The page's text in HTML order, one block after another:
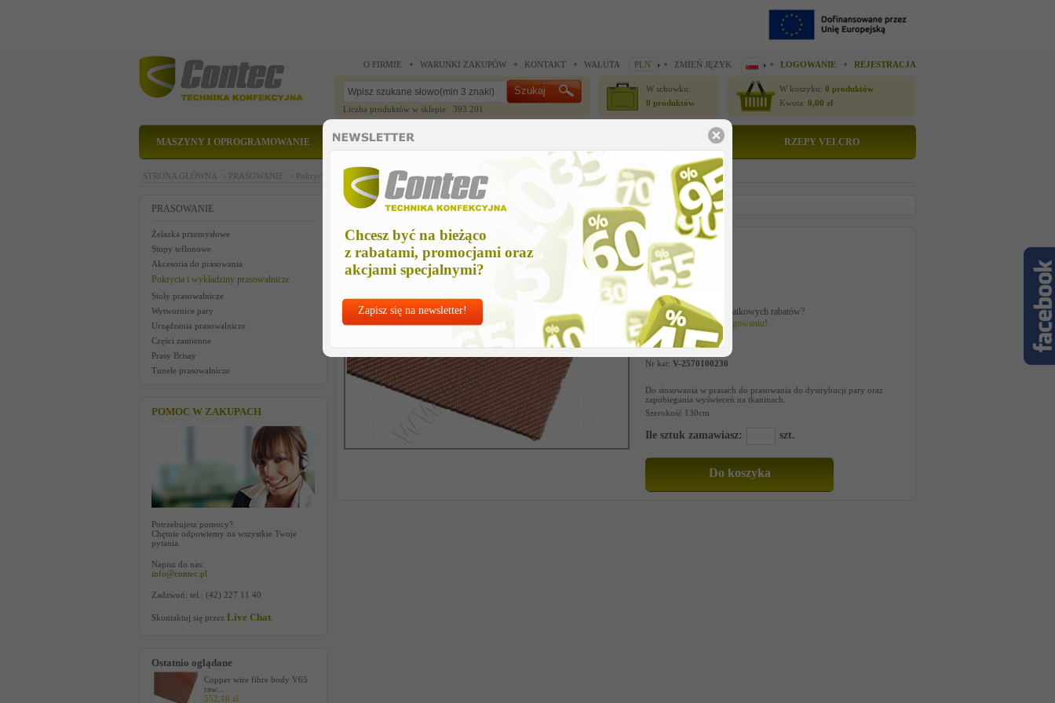
Chcesz być na bieżąco
z rabatami, promocjami oraz
akcjami specjalnymi?
Zapisz się na newsletter!
O FIRMIE WARUNKI ZAKUPÓW KONTAKT WALUTA PLN ZMIEŃ JĘZYK LOGOWANIE REJESTRACJA
Liczba produktów w sklepie: 393 201
W schowku:
0 produktów
W koszyku: 0 produktów
Kwota: 0,00 zł
MASZYNY I OPROGRAMOWANIE CZĘŚCI ZAMIENNE RZEPY VELCRO
STRONA GŁÓWNA > PRASOWANIE > Pokrycia i wykładziny prasowalnicze > Copper wire fibre body V65 raw top cover
PRASOWANIE
Żelazka przemysłowe
Stopy teflonowe
Akcesoria do prasowania
Pokrycia i wykładziny prasowalnicze
Stoły prasowalnicze
Wytwornice pary
Urządzenia prasowalnicze
Części zamienne
Prasy Brisay
Tunele prasowalnicze
POMOC W ZAKUPACH
Potrzebujesz pomocy?
Chętnie odpowiemy na wszystkie Twoje
pytania.
Napisz do nas:
info@contec.pl
Zadzwoń: tel.: (42) 227 11 40
Skontaktuj się przez Live Chat
Ostatnio oglądane
Copper wire fibre body V65
raw...
552,16 zł
Copper wire fibre body V65 raw top cover
Cena netto
552,16 zł
Chcesz korzystać z dodatkowych rabatów?
Najlepszeceny pozalogowaniu!
Nr kat: V-2570100230
Do stosowania w prasach do prasowania do dystrybucji pary oraz
zapobiegania wyświeceń na tkaninach.
Szerokość 130cm
Ile sztuk zamawiasz: szt.